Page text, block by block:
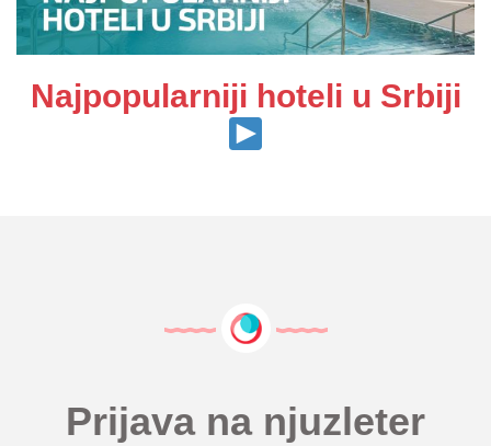
Najpopularniji hoteli u Srbiji
Prijava na njuzleter